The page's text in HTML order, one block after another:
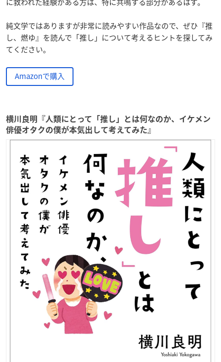
純文学ではありますが非常に読みやすい作品なので、ぜひ『推
し、燃ゆ』を読んで「推し」について考えるヒントを探してみ
てください。
Amazonで購入
横川良明『人類にとって「推し」とは何なのか、イケメン
俳優オタクの僕が本気出して考えてみた』